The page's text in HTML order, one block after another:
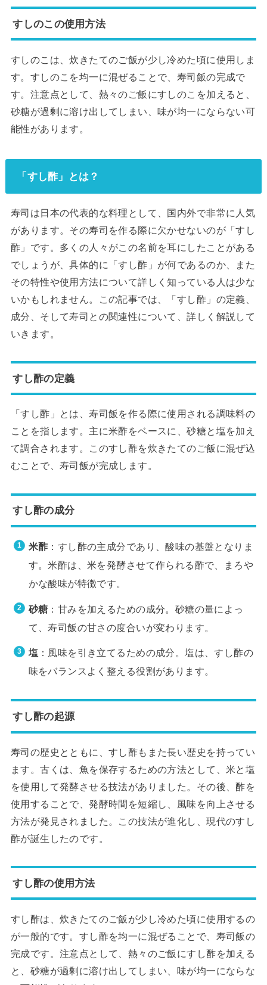
すしのこの使用方法
すしのこは、炊きたてのご飯が少し冷めた頃に使用しま
す。すしのこを均一に混ぜることで、寿司飯の完成で
す。注意点として、熱々のご飯にすしのこを加えると、
砂糖が過剰に溶け出してしまい、味が均一にならない可
能性があります。
「すし酢」とは？
寿司は日本の代表的な料理として、国内外で非常に人気
があります。その寿司を作る際に欠かせないのが「すし
酢」です。多くの人々がこの名前を耳にしたことがある
でしょうが、具体的に「すし酢」が何であるのか、また
その特性や使用方法について詳しく知っている人は少な
いかもしれません。この記事では、「すし酢」の定義、
成分、そして寿司との関連性について、詳しく解説して
いきます。
すし酢の定義
「すし酢」とは、寿司飯を作る際に使用される調味料の
ことを指します。主に米酢をベースに、砂糖と塩を加え
て調合されます。このすし酢を炊きたてのご飯に混ぜ込
むことで、寿司飯が完成します。
すし酢の成分
米酢：すし酢の主成分であり、酸味の基盤となりま
す。米酢は、米を発酵させて作られる酢で、まろや
かな酸味が特徴です。
砂糖 ：甘みを加えるための成分。砂糖の量によっ
て、寿司飯の甘さの度合いが変わります。
塩 ：風味を引き立てるための成分。塩は、すし酢の
味をバランスよく整える役割があります。
すし酢の起源
寿司の歴史とともに、すし酢もまた長い歴史を持ってい
ます。古くは、魚を保存するための方法として、米と塩
を使用して発酵させる技法がありました。その後、酢を
使用することで、発酵時間を短縮し、風味を向上させる
方法が発見されました。この技法が進化し、現代のすし
酢が誕生したのです。
すし酢の使用方法
すし酢は、炊きたてのご飯が少し冷めた頃に使用するの
が一般的です。すし酢を均一に混ぜることで、寿司飯の
完成です。注意点として、熱々のご飯にすし酢を加える
と、砂糖が過剰に溶け出してしまい、味が均一にならな